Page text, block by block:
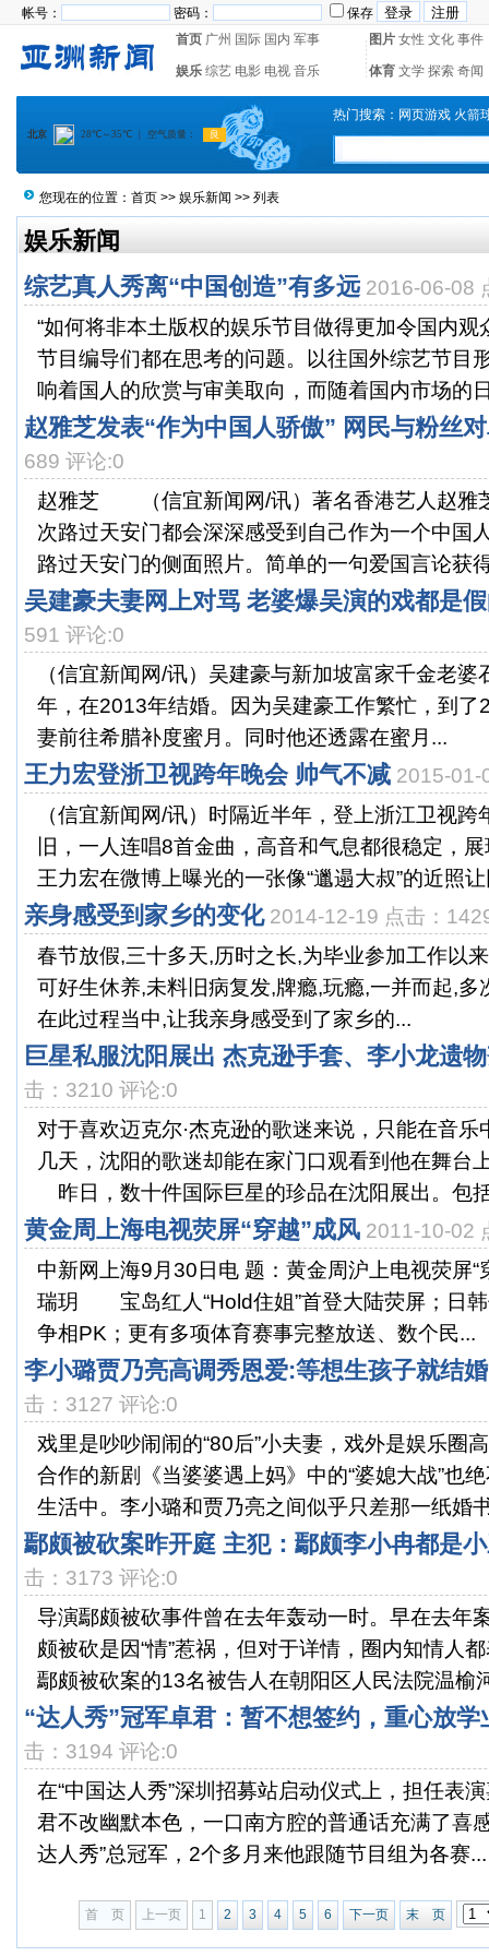
帐号： 密码：
保存
首页 广州 国际 国内 军事 图片 女性 文化 事件
娱乐 综艺 电影 电视 音乐 体育 文学 探索 奇闻
热门搜索： 网页游戏 火箭
您现在的位置： 首页 >> 娱乐新闻 >> 列表
娱乐新闻
综艺真人秀离“中国创造”有多远 2016-06-08
“如何将非本土版权的娱乐节目做得更加令国内观
节目编导们都在思考的问题。以往国外综艺节目
响着国人的欣赏与审美取向，而随着国内市场的
赵雅芝发表“作为中国人骄傲” 网民与粉丝
689 评论:0
赵雅芝 （信宜新闻网/讯）著名香港艺人赵雅
次路过天安门都会深深感受到自己作为一个中国
路过天安门的侧面照片。简单的一句爱国言论获
吴建豪夫妻网上对骂 老婆爆吴演的戏都是
591 评论:0
（信宜新闻网/讯）吴建豪与新加坡富家千金老
年，在2013年结婚。因为吴建豪工作繁忙，到了
妻前往希腊补度蜜月。同时他还透露在蜜月...
王力宏登浙卫视跨年晚会 帅气不减 2015-01-
（信宜新闻网/讯）时隔近半年，登上浙江卫视
旧，一人连唱8首金曲，高音和气息都很稳定，
王力宏在微博上曝光的一张像“邋遢大叔”的近照
亲身感受到家乡的变化 2014-12-19 点击：
春节放假,三十多天,历时之长,为毕业参加工作以
可好生休养,未料旧病复发,牌瘾,玩瘾,一并而起,多
在此过程当中,让我亲身感受到了家乡的...
巨星私服沈阳展出 杰克逊手套、李小龙遗
击：3210 评论:0
对于喜欢迈克尔·杰克逊的歌迷来说，只能在音
几天，沈阳的歌迷却能在家门口观看到他在舞
昨日，数十件国际巨星的珍品在沈阳展出。包
黄金周上海电视荧屏“穿越”成风 2011-10-02
中新网上海9月30日电 题：黄金周沪上电视荧
瑞玥 宝岛红人“Hold住姐”首登大陆荧屏；日韩
争相PK；更有多项体育赛事完整放送、数个民...
李小璐贾乃亮高调秀恩爱:等想生孩子就结
击：3127 评论:0
戏里是吵吵闹闹的“80后”小夫妻，戏外是娱乐圈
合作的新剧《当婆婆遇上妈》中的“婆媳大战”也
生活中。李小璐和贾乃亮之间似乎只差那一纸婚
鄢颇被砍案昨开庭 主犯：鄢颇李小冉都是
击：3173 评论:0
导演鄢颇被砍事件曾在去年轰动一时。早在去年
颇被砍是因“情”惹祸，但对于详情，圈内知情人
鄢颇被砍案的13名被告人在朝阳区人民法院温榆
“达人秀”冠军卓君：暂不想签约，重心放学
击：3194 评论:0
在“中国达人秀”深圳招募站启动仪式上，担任表
君不改幽默本色，一口南方腔的普通话充满了喜
达人秀”总冠军，2个多月来他跟随节目组为各赛...
首 页 上一页 1 2 3 4 5 6 下一页 末 页